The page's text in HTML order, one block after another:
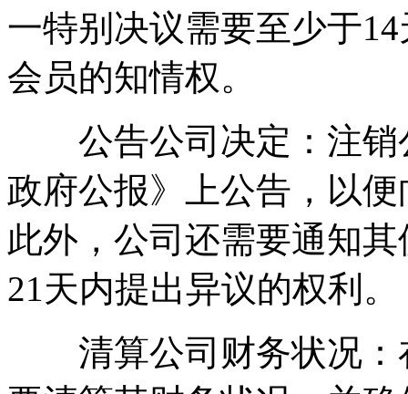
一特别决议需要至少于
会员的知情权。
公告公司决定：注销
政府公报》上公告，以
此外，公司还需要通知
21天内提出异议的权利。
清算公司财务状况：